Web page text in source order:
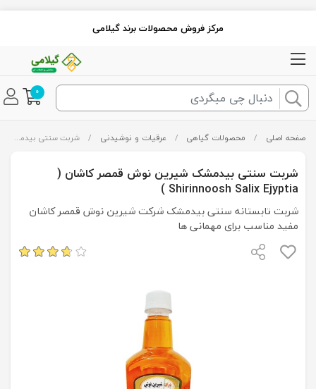
مرکز فروش محصولات برند گیلامی
0
صفحه اصلی / محصولات گیاهی / عرقیات و نوشیدنی / شربت سنتی بیدمشک شیرین نوش قمصر کاشان ( Shirinnoosh Salix Ejyptia )
شربت سنتی بیدمشک شیرین نوش قمصر کاشان (
Shirinnoosh Salix Ejyptia )
شربت تابستانه سنتی بیدمشک شرکت شیرین نوش قمصر کاشان
مفید مناسب برای مهمانی ها